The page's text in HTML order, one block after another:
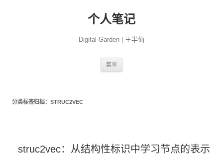
个人笔记
Digital Garden | 王半仙
菜单
分类标签归档： STRUC2VEC
struc2vec：从结构性标识中学习节点的表示